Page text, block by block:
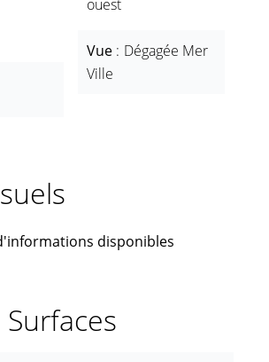
ouest
Vue
Dégagée Mer
Ville
disponibles
Surfaces